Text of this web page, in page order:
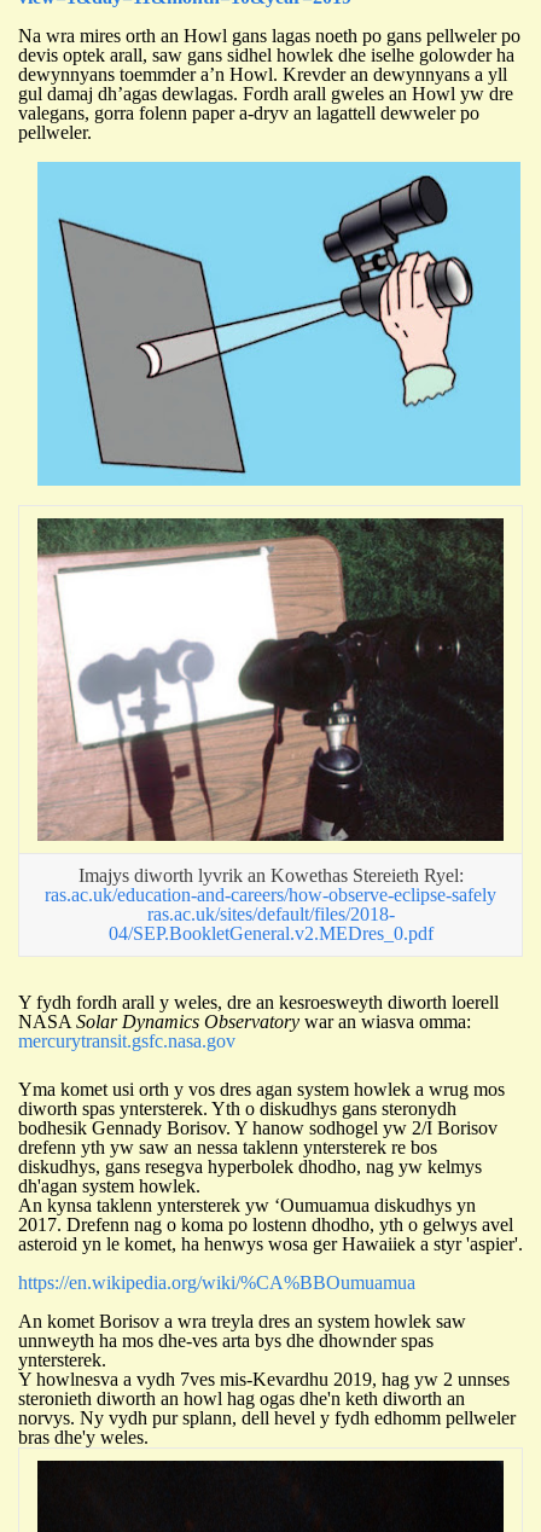
Na wra mires orth an Howl gans lagas noeth po gans pellweler po
devis optek arall, saw gans sidhel howlek dhe iselhe golowder ha
dewynnyans toemmder a’n Howl. Krevder an dewynnyans a yll
gul damaj dh’agas dewlagas. Fordh arall gweles an Howl yw dre
valegans, gorra folenn paper a-dryv an lagattell dewweler po
pellweler.
Imajys diworth lyvrik an Kowethas Stereieth Ryel:
ras.ac.uk/education-and-careers/how-observe-eclipse-safely
ras.ac.uk/sites/default/files/2018-
04/SEP.BookletGeneral.v2.MEDres_0.pdf
Y fydh fordh arall y weles, dre an kesroesweyth diworth loerell
NASA Solar Dynamics Observatory war an wiasva omma:
mercurytransit.gsfc.nasa.gov
Yma komet usi orth y vos dres agan system howlek a wrug mos
diworth spas yntersterek. Yth o diskudhys gans steronydh
bodhesik Gennady Borisov. Y hanow sodhogel yw 2/I Borisov
drefenn yth yw saw an nessa taklenn yntersterek re bos
diskudhys, gans resegva hyperbolek dhodho, nag yw kelmys
dh'agan system howlek.
An kynsa taklenn yntersterek yw ʻOumuamua diskudhys yn
2017. Drefenn nag o koma po lostenn dhodho, yth o gelwys avel
asteroid yn le komet, ha henwys wosa ger Hawaiiek a styr 'aspier'.
https://en.wikipedia.org/wiki/%CA%BBOumuamua
An komet Borisov a wra treyla dres an system howlek saw
unnweyth ha mos dhe-ves arta bys dhe dhownder spas
yntersterek.
Y howlnesva a vydh 7ves mis-Kevardhu 2019, hag yw 2 unnses
steronieth diworth an howl hag ogas dhe'n keth diworth an
norvys. Ny vydh pur splann, dell hevel y fydh edhomm pellweler
bras dhe'y weles.